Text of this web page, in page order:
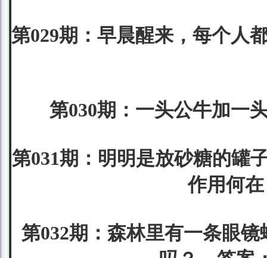
第029期：早晨醒来，每个人
第030期：一头公牛加一
第031期：明明是放砂糖的罐
作用何
第032期：森林里有一条眼